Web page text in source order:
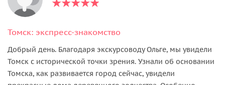
Томск: экспресс-знакомство
Добрый день. Благодаря экскурсоводу Ольге, мы увидели
Томск с исторической точки зрения. Узнали об основании
Томска, как развивается город сейчас, увидели